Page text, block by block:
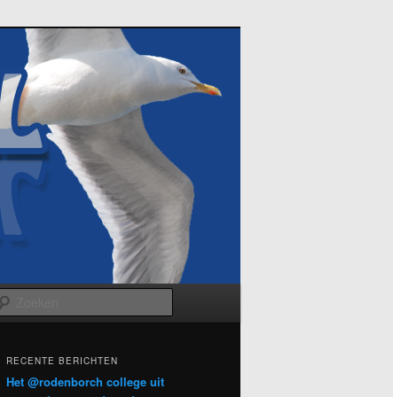
RECENTE BERICHTEN
Het @rodenborch college uit